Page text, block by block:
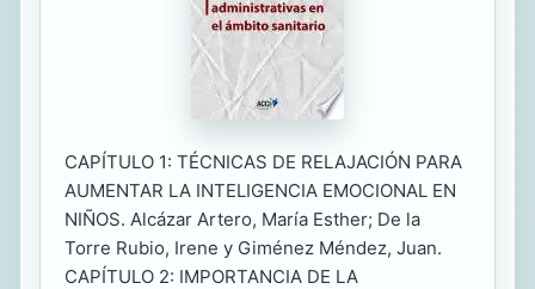
CAPÍTULO 1: TÉCNICAS DE RELAJACIÓN PARA
AUMENTAR LA INTELIGENCIA EMOCIONAL EN
NIÑOS. Alcázar Artero, María Esther; De la
Torre Rubio, Irene y Giménez Méndez, Juan.
CAPÍTULO 2: IMPORTANCIA DE LA